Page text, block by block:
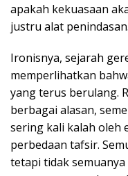
apakah kekuasaan
justru alat penindasan.
Ironisnya, sejarah
memperlihatkan
yang terus berulang.
berbagai alasan,
sering kali kalah oleh
perbedaan tafsir.
tetapi tidak